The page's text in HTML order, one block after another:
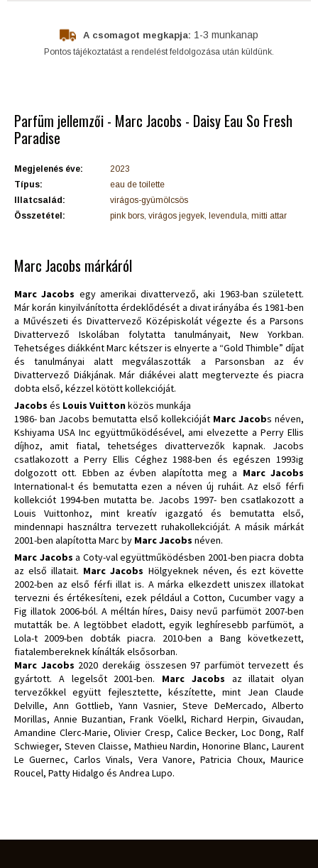
A csomagot megkapja: 1-3 munkanap
Pontos tájékoztatást a rendelést feldolgozása után küldünk.
Parfüm jellemzői - Marc Jacobs - Daisy Eau So Fresh
Paradise
Megjelenés éve:
2023
Típus:
eau de toilette
Illatcsalád:
virágos-gyümölcsös
Összetétel:
pink bors, virágos jegyek, levendula, mitti attar
Marc Jacobs márkáról
Marc Jacobs egy amerikai divattervező, aki 1963-ban született.
Már korán kinyilvánította érdeklődését a divat irányába és 1981-ben
a Művészeti és Divattervező Középiskolát végezte és a Parsons
Divattervező Iskolában folytatta tanulmányait, New Yorkban.
Tehetséges diákként Marc kétszer is elnyerte a “Gold Thimble” díjat
és tanulmányai alatt megválaszották a Parsonsban az év
Divattervező Diákjának. Már diákévei alatt megtervezte és piacra
dobta első, kézzel kötött kollekcióját.
Jacobs és Louis Vuittonközös munkája
1986- ban Jacobs bemutatta első kollekcióját Marc Jacobs néven,
Kshiyama USA Inc együttműködésével, ami elvezette a Perry Ellis
díjhoz, amit fiatal, tehetséges divattervezők kapnak. Jacobs
csatlakozott a Perry Ellis Céghez 1988-ben és egészen 1993ig
dolgozott ott. Ebben az évben alapította meg a Marc Jacobs
International-t és bemutatta ezen a néven új ruháit. Az első férfi
kollekciót 1994-ben mutatta be. Jacobs 1997- ben csatlakozott a
Louis Vuittonhoz, mint kreatív igazgató és bemutatta első,
mindennapi használtra tervezett ruhakollekcióját. A másik márkát
2001-ben alapította Marc by Marc Jacobs néven.
Marc Jacobs a Coty-val együttműködésben 2001-ben piacra dobta
az első illatait. Marc Jacobs Hölgyeknek néven, és ezt követte
2002-ben az első férfi illat is. A márka elkezdett uniszex illatokat
tervezni és értékesíteni, ezek például a Cotton, Cucumber vagy a
Fig illatok 2006-ból. A méltán híres, Daisy nevű parfümöt 2007-ben
mutatták be. A legtöbbet eladott, egyik leghíresebb parfümöt, a
Lola-t 2009-ben dobták piacra. 2010-ben a Bang következett,
fiatalembereknek kínálták elsősorban.
Marc Jacobs 2020 derekáig összesen 97 parfümöt tervezett és
gyártott. A legelsőt 2001-ben. Marc Jacobs az illatait olyan
tervezőkkel együtt fejlesztette, készítette, mint Jean Claude
Delville, Ann Gottlieb, Yann Vasnier, Steve DeMercado, Alberto
Morillas, Annie Buzantian, Frank Vöelkl, Richard Herpin, Givaudan,
Amandine Clerc-Marie, Olivier Cresp, Calice Becker, Loc Dong, Ralf
Schwieger, Steven Claisse, Mathieu Nardin, Honorine Blanc, Laurent
Le Guernec, Carlos Vinals, Vera Vanore, Patricia Choux, Maurice
Roucel, Patty Hidalgo és Andrea Lupo.